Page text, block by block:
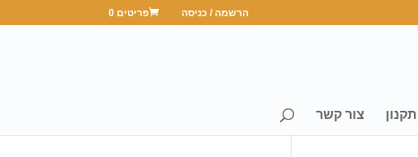
הרשמה / כניסה פריטים 0
תקנון צור קשר